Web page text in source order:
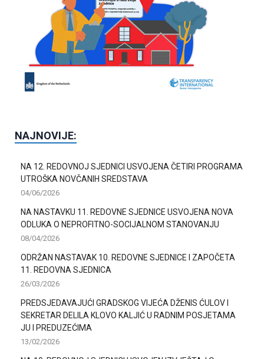
NAJNOVIJE:
NA 12. REDOVNOJ SJEDNICI USVOJENA ČETIRI PROGRAMA
UTROŠKA NOVČANIH SREDSTAVA
04/06/2026
NA NASTAVKU 11. REDOVNE SJEDNICE USVOJENA NOVA
ODLUKA O NEPROFITNO-SOCIJALNOM STANOVANJU
08/04/2026
ODRŽAN NASTAVAK 10. REDOVNE SJEDNICE I ZAPOČETA
11. REDOVNA SJEDNICA
26/03/2026
PREDSJEDAVAJUĆI GRADSKOG VIJEĆA DŽENIS ĆULOV I
SEKRETAR DELILA KLOVO KALJIĆ U RADNIM POSJETAMA
JU I PREDUZEĆIMA
13/02/2026